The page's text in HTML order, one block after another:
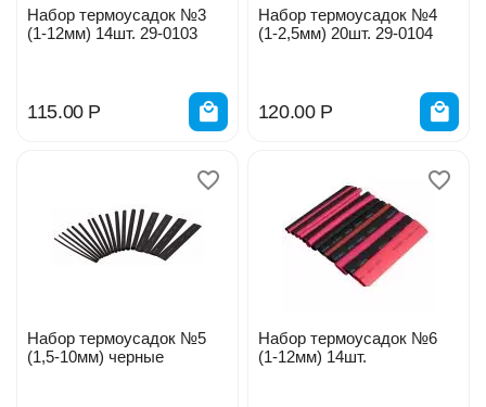
Набор термоусадок №3
(1-12мм) 14шт. 29-0103
115.00 Р
Набор термоусадок №4
(1-2,5мм) 20шт. 29-0104
120.00 Р
Набор термоусадок №5
(1,5-10мм) черные
Набор термоусадок №6
(1-12мм) 14шт.